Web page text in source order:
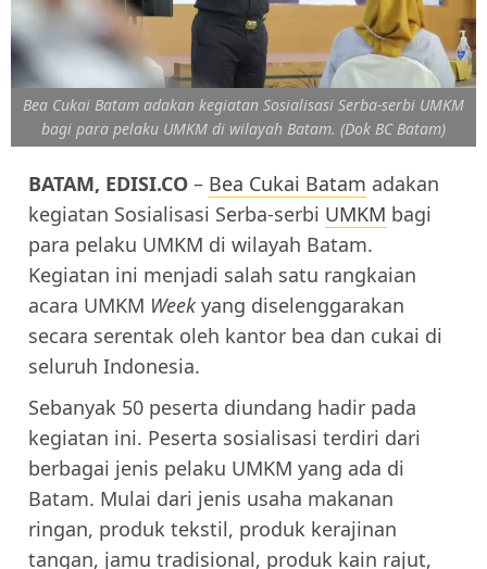
Bea Cukai Batam adakan kegiatan Sosialisasi Serba-serbi UMKM
bagi para pelaku UMKM di wilayah Batam. (Dok BC Batam)
BATAM, EDISI.CO – Bea Cukai Batam adakan
kegiatan Sosialisasi Serba-serbi UMKM bagi
para pelaku UMKM di wilayah Batam.
Kegiatan ini menjadi salah satu rangkaian
acara UMKM Week yang diselenggarakan
secara serentak oleh kantor bea dan cukai di
seluruh Indonesia.
Sebanyak 50 peserta diundang hadir pada
kegiatan ini. Peserta sosialisasi terdiri dari
berbagai jenis pelaku UMKM yang ada di
Batam. Mulai dari jenis usaha makanan
ringan, produk tekstil, produk kerajinan
tangan, jamu tradisional, produk kain rajut,